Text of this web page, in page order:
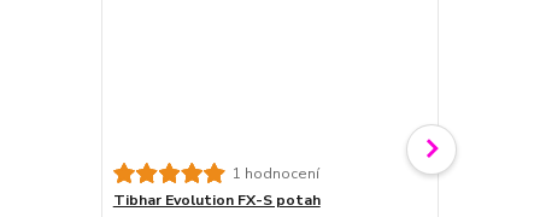
1 hodnocení
Tibhar Evolution FX-S potah
Tibhar